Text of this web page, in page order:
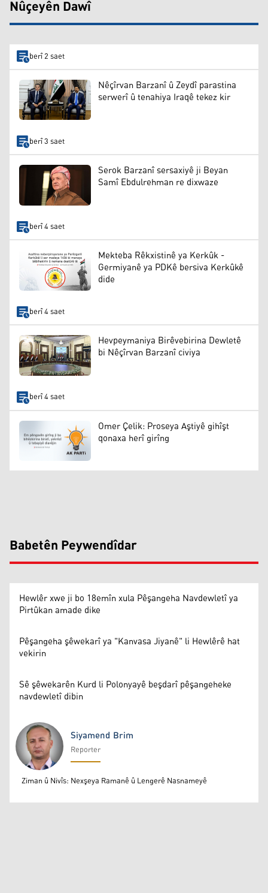
Nûçeyên Dawî
berî 2 saet
Nêçîrvan Barzanî û Zeydî parastina
serwerî û tenahiya Iraqê tekez kir
berî 3 saet
Serok Barzanî sersaxiyê ji Beyan
Samî Ebdulrehman re dixwaze
berî 4 saet
Mekteba Rêkxistinê ya Kerkûk -
Germiyanê ya PDKê bersiva Kerkûkê
dide
berî 4 saet
Hevpeymaniya Birêvebirina Dewletê
bi Nêçîrvan Barzanî civiya
berî 4 saet
Omer Çelik: Proseya Aştiyê gihîşt
qonaxa herî girîng
Babetên Peywendîdar
Hewlêr xwe ji bo 18emîn xula Pêşangeha Navdewletî ya
Pirtûkan amade dike
Pêşangeha şêwekarî ya "Kanvasa Jiyanê" li Hewlêrê hat
vekirin
Sê şêwekarên Kurd li Polonyayê beşdarî pêşangeheke
navdewletî dibin
Siyamend Brim
Siyamend Brim
Reporter
Ziman û Nivîs: Nexşeya Ramanê û Lengerê Nasnameyê